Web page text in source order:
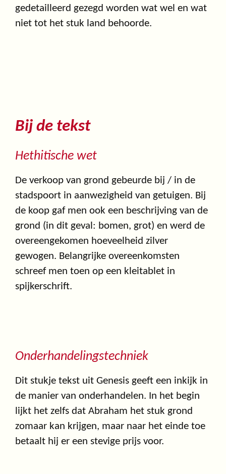
gedetailleerd gezegd worden wat wel en wat
niet tot het stuk land behoorde.
Bij de tekst
Hethitische wet
De verkoop van grond gebeurde bij / in de
stadspoort in aanwezigheid van getuigen. Bij
de koop gaf men ook een beschrijving van de
grond (in dit geval: bomen, grot) en werd de
overeengekomen hoeveelheid zilver
gewogen. Belangrijke overeenkomsten
schreef men toen op een kleitablet in
spijkerschrift.
Onderhandelingstechniek
Dit stukje tekst uit Genesis geeft een inkijk in
de manier van onderhandelen. In het begin
lijkt het zelfs dat Abraham het stuk grond
zomaar kan krijgen, maar naar het einde toe
betaalt hij er een stevige prijs voor.